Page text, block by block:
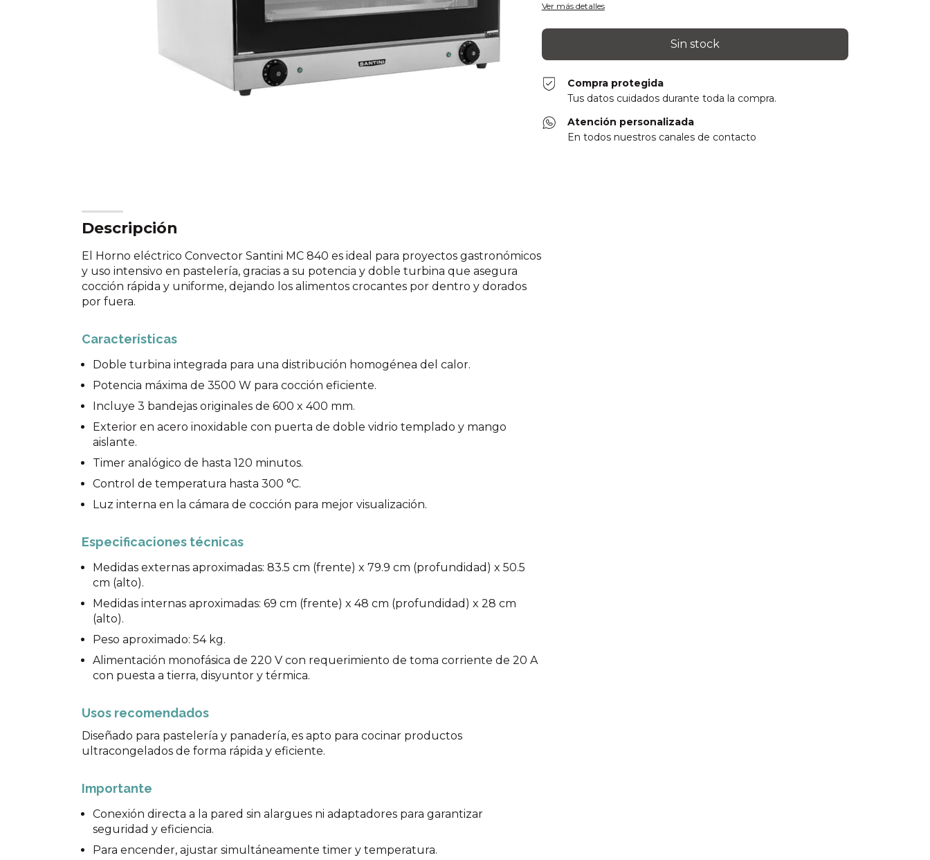
Ver más detalles
Compra protegida
Tus datos cuidados durante toda la compra.
Atención personalizada
En todos nuestros canales de contacto
Descripción
El Horno eléctrico Convector Santini MC 840 es ideal para proyectos gastronómicos
y uso intensivo en pastelería, gracias a su potencia y doble turbina que asegura
cocción rápida y uniforme, dejando los alimentos crocantes por dentro y dorados
por fuera.
Características
Doble turbina integrada para una distribución homogénea del calor.
Potencia máxima de 3500 W para cocción eficiente.
Incluye 3 bandejas originales de 600 x 400 mm.
Exterior en acero inoxidable con puerta de doble vidrio templado y mango
aislante.
Timer analógico de hasta 120 minutos.
Control de temperatura hasta 300 °C.
Luz interna en la cámara de cocción para mejor visualización.
Especificaciones técnicas
Medidas externas aproximadas: 83.5 cm (frente) x 79.9 cm (profundidad) x 50.5
cm (alto).
Medidas internas aproximadas: 69 cm (frente) x 48 cm (profundidad) x 28 cm
(alto).
Peso aproximado: 54 kg.
Alimentación monofásica de 220 V con requerimiento de toma corriente de 20 A
con puesta a tierra, disyuntor y térmica.
Usos recomendados
Diseñado para pastelería y panadería, es apto para cocinar productos
ultracongelados de forma rápida y eficiente.
Importante
Conexión directa a la pared sin alargues ni adaptadores para garantizar
seguridad y eficiencia.
Para encender, ajustar simultáneamente timer y temperatura.